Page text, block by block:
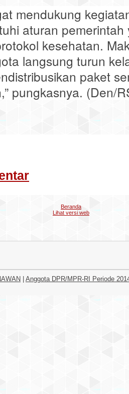
mendukung
aturan pemerintah
kesehatan.
langsung turun
paket
pungkasnya. (Den/
Beranda
Lihat versi web
Anggota DPR/MPR-RI Periode